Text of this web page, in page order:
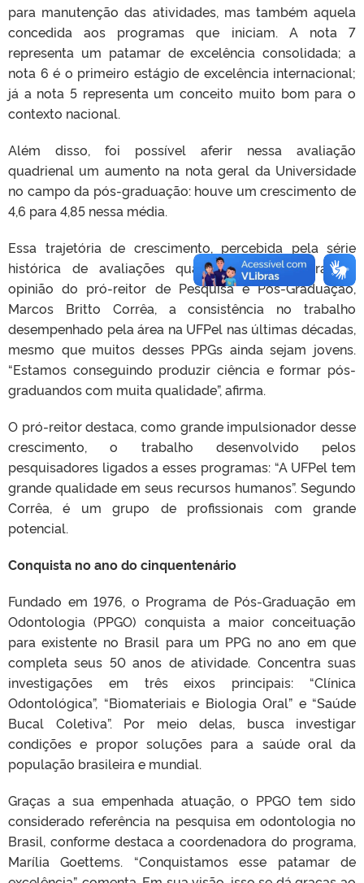
para manutenção das atividades, mas também aquela
concedida aos programas que iniciam. A nota 7
representa um patamar de excelência consolidada; a
nota 6 é o primeiro estágio de excelência internacional;
já a nota 5 representa um conceito muito bom para o
contexto nacional.
Além disso, foi possível aferir nessa avaliação
quadrienal um aumento na nota geral da Universidade
no campo da pós-graduação: houve um crescimento de
4,6 para 4,85 nessa média.
Essa trajetória de crescimento, percebida pela série
histórica de avaliações quadrienais, demonstra, na
opinião do pró-reitor de Pesquisa e Pós-Graduação,
Marcos Britto Corrêa, a consistência no trabalho
desempenhado pela área na UFPel nas últimas décadas,
mesmo que muitos desses PPGs ainda sejam jovens.
“Estamos conseguindo produzir ciência e formar pós-
graduandos com muita qualidade”, afirma.
O pró-reitor destaca, como grande impulsionador desse
crescimento, o trabalho desenvolvido pelos
pesquisadores ligados a esses programas: “A UFPel tem
grande qualidade em seus recursos humanos”. Segundo
Corrêa, é um grupo de profissionais com grande
potencial.
Conquista no ano do cinquentenário
Fundado em 1976, o Programa de Pós-Graduação em
Odontologia (PPGO) conquista a maior conceituação
para existente no Brasil para um PPG no ano em que
completa seus 50 anos de atividade. Concentra suas
investigações em três eixos principais: “Clínica
Odontológica”, “Biomateriais e Biologia Oral” e “Saúde
Bucal Coletiva”. Por meio delas, busca investigar
condições e propor soluções para a saúde oral da
população brasileira e mundial.
Graças a sua empenhada atuação, o PPGO tem sido
considerado referência na pesquisa em odontologia no
Brasil, conforme destaca a coordenadora do programa,
Marília Goettems. “Conquistamos esse patamar de